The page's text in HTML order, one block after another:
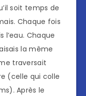
soit temps de
Chaque fois
l’eau. Chaque
la même
traversait
(celle qui colle
Après le